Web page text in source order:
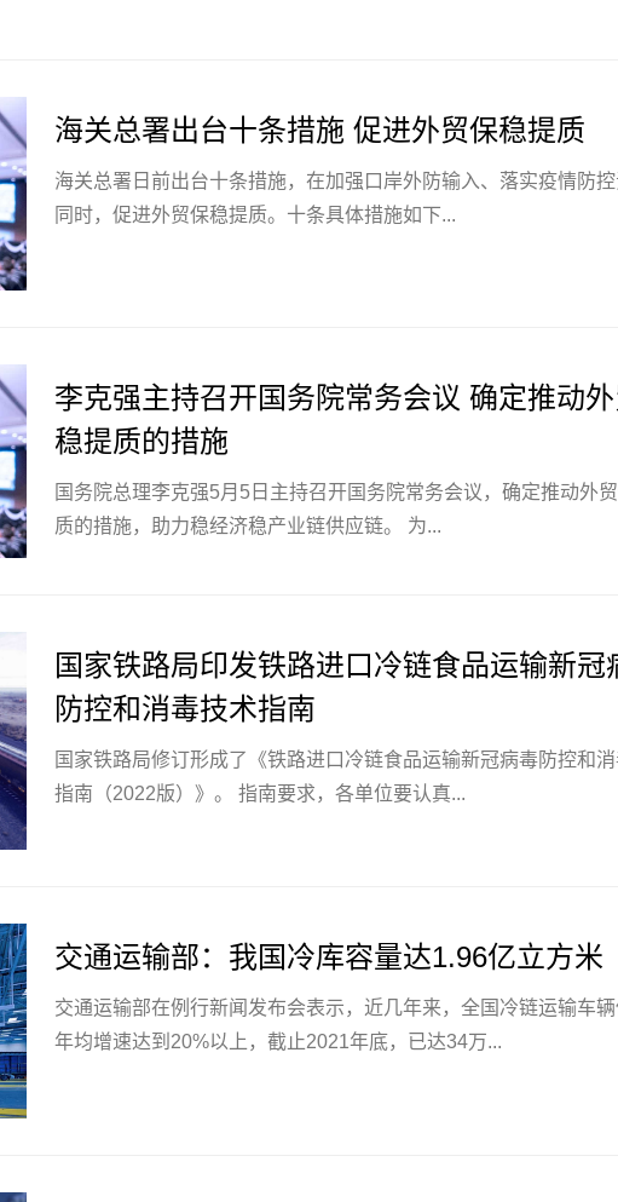
海关总署出台十条措施 促进外贸保稳提质
海关总署日前出台十条措施，在加强口岸外防输入、落实疫情防
同时，促进外贸保稳提质。十条具体措施如下...
李克强主持召开国务院常务会议 确定推动
稳提质的措施
国务院总理李克强5月5日主持召开国务院常务会议，确定推动外
质的措施，助力稳经济稳产业链供应链。 为...
国家铁路局印发铁路进口冷链食品运输新冠
防控和消毒技术指南
国家铁路局修订形成了《铁路进口冷链食品运输新冠病毒防控和
指南（2022版）》。 指南要求，各单位要认真...
交通运输部：我国冷库容量达1.96亿立方米
交通运输部在例行新闻发布会表示，近几年来，全国冷链运输车
年均增速达到20%以上，截止2021年底，已达34万...